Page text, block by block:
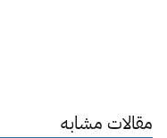
مقالات مشابه